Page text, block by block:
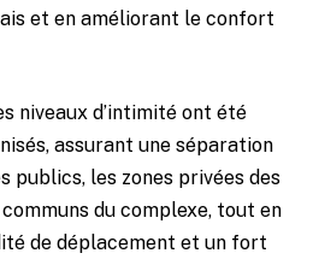
et en améliorant le confort
niveaux d’intimité ont été
assurant une séparation
publics, les zones privées des
du complexe, tout en
de déplacement et un fort